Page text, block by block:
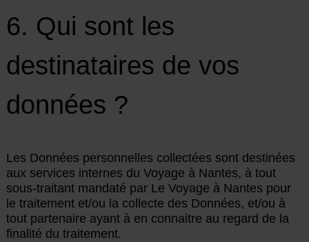
6. Qui sont les
destinataires de vos
données ?
Les Données personnelles collectées sont destinées
aux services internes du Voyage à Nantes, à tout
sous-traitant mandaté par Le Voyage à Nantes pour
le traitement et/ou la collecte des Données, et/ou à
tout partenaire ayant à en connaitre au regard de la
finalité du traitement.